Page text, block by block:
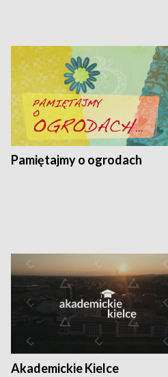
Pamiętajmy o ogrodach
Akademickie Kielce